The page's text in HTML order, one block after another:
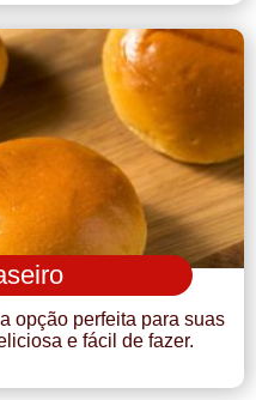
opção perfeita para suas
e fácil de fazer.